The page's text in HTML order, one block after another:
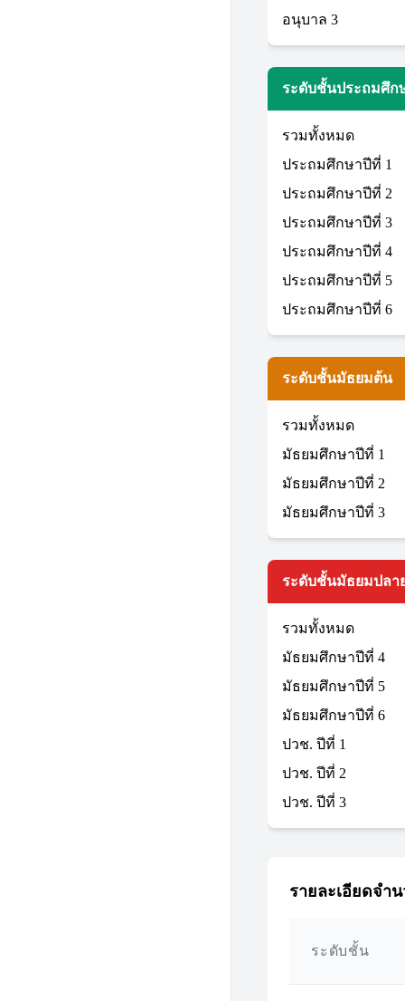
อนุบาล 3
ระดับชั้นประถมศึก
รวมทั้งหมด
ประถมศึกษาปีที่ 1
ประถมศึกษาปีที่ 2
ประถมศึกษาปีที่ 3
ประถมศึกษาปีที่ 4
ประถมศึกษาปีที่ 5
ประถมศึกษาปีที่ 6
ระดับชั้นมัธยมต้น
รวมทั้งหมด
มัธยมศึกษาปีที่ 1
มัธยมศึกษาปีที่ 2
มัธยมศึกษาปีที่ 3
ระดับชั้นมัธยมปลา
รวมทั้งหมด
มัธยมศึกษาปีที่ 4
มัธยมศึกษาปีที่ 5
มัธยมศึกษาปีที่ 6
ปวช. ปีที่ 1
ปวช. ปีที่ 2
ปวช. ปีที่ 3
รายละเอียดจำ
ระดับชั้น